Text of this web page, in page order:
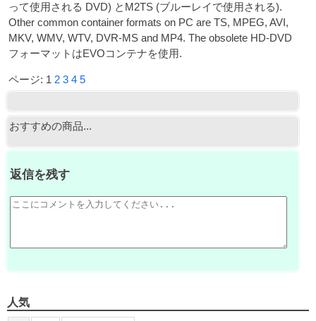
って使用される DVD) とM2TS (ブルーレイで使用される).
Oth­er com­mon con­tain­er formats on PC are TS, MPEG, AVI,
MKV, WMV, WTV, DVR-MS and MP4. The obsol­ete HD-DVD
フォーマットはEVOコンテナを使用.
ページ: 1 2 3 4 5
おすすめの商品...
返信を残す
人気